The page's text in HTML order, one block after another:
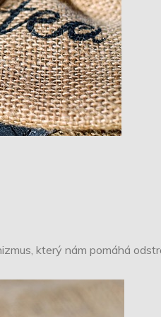
který nám pomáhá